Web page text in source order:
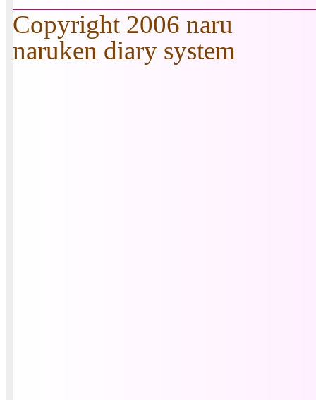
Copyright 2006 naru
naruken diary system